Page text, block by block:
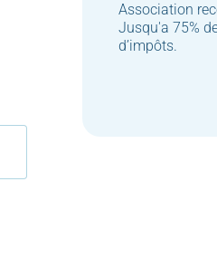
Association
Jusqu'a 75%
d’impôts.